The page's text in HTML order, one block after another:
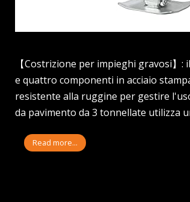
【Costrizione per impieghi gravosi
e quattro componenti in acciaio
resistente alla ruggine per gestire
da pavimento da 3 tonnellate utilizza
Read more...